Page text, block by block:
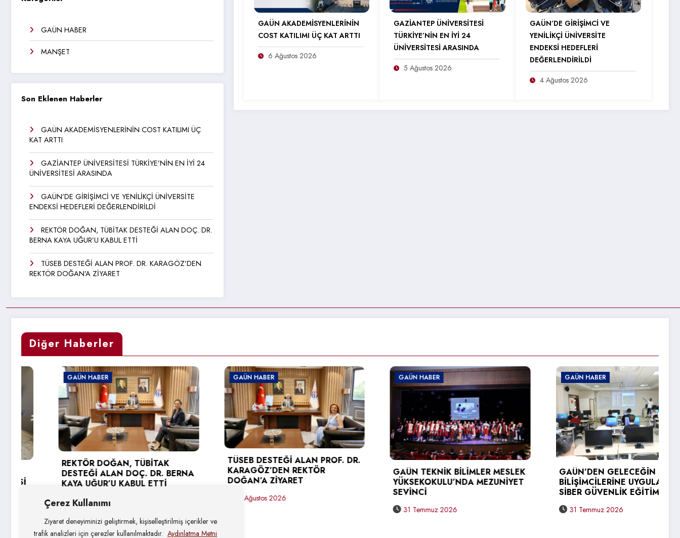
Çerez Kullanımı
Ziyaret deneyiminizi geliştirmek, kişiselleştirilmiş içerikler ve
trafik analizleri için çerezler kullanılmaktadır. Aydınlatma Metni
GAÜN HABER
MANŞET
Son Eklenen Haberler
GAÜN AKADEMİSYENLERİNİN COST KATILIMI ÜÇ
KAT ARTTI
GAZİANTEP ÜNİVERSİTESİ TÜRKİYE’NİN EN İYİ 24
ÜNİVERSİTESİ ARASINDA
GAÜN’DE GİRİŞİMCİ VE YENİLİKÇİ ÜNİVERSİTE
ENDEKSİ HEDEFLERİ DEĞERLENDİRİLDİ
REKTÖR DOĞAN, TÜBİTAK DESTEĞİ ALAN DOÇ. DR.
BERNA KAYA UĞUR’U KABUL ETTİ
TÜSEB DESTEĞİ ALAN PROF. DR. KARAGÖZ’DEN
REKTÖR DOĞAN’A ZİYARET
GAÜN AKADEMİSYENLERİNİN
COST KATILIMI ÜÇ KAT ARTTI
6 Ağustos 2026
GAZİANTEP ÜNİVERSİTESİ
TÜRKİYE’NİN EN İYİ 24
ÜNİVERSİTESİ ARASINDA
5 Ağustos 2026
GAÜN’DE GİRİŞİMCİ VE
YENİLİKÇİ ÜNİVERSİTE
ENDEKSİ HEDEFLERİ
DEĞERLENDİRİLDİ
4 Ağustos 2026
Diğer Haberler
GAÜN HABER
REKTÖR DOĞAN, TÜBİTAK
DESTEĞİ ALAN DOÇ. DR. BERNA
KAYA UĞUR’U KABUL ETTİ
4 Ağustos 2026
GAÜN HABER
TÜSEB DESTEĞİ ALAN PROF. DR.
KARAGÖZ’DEN REKTÖR
DOĞAN’A ZİYARET
3 Ağustos 2026
GAÜN HABER
GAÜN TEKNİK BİLİMLER MESLEK
YÜKSEKOKULU’NDA MEZUNİYET
31 Temmuz 2026
GAÜN HABER
GAÜN’DEN GELECEĞİN
BİLİŞİMCİLERİNE UYGULAMALI
SİBER GÜVENLİK EĞİTİMİ
31 Temmuz 2026